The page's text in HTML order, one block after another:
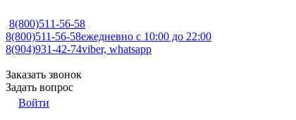
8(800)511-56-58
8(800)511-56-58ежедневно с 10:00 до 22:00
8(904)931-42-74viber, whatsapp
Заказать звонок
Задать вопрос
Войти